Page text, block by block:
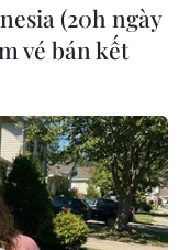
cao Nga
(20h ngày
vé bán kết